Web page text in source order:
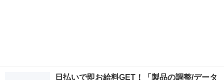
日払いで即お給料GET！「製品の調整/データ